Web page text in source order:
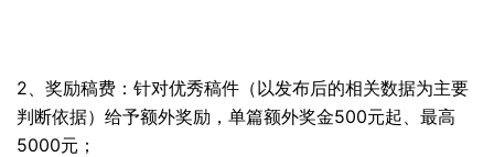
2、奖励稿费：针对优秀稿件（以发布后的相关数据为主要
判断依据）给予额外奖励，单篇额外奖金500元起、最高
5000元；